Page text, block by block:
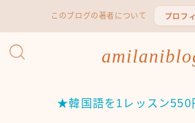
このブログの著者について プロフ
MENU
★韓国語を1レッスン